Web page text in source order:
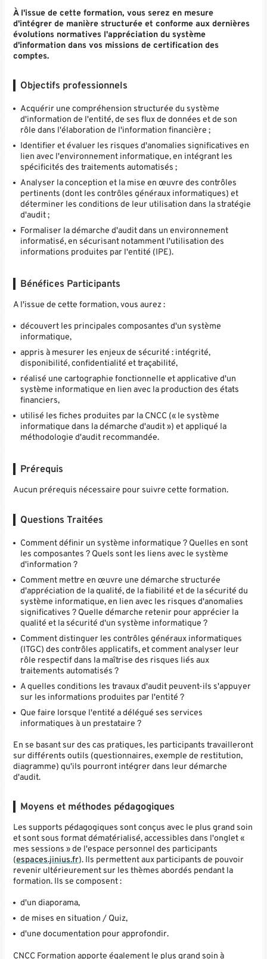
À l'issue de cette formation, vous serez en mesure
d'intégrer de manière structurée et conforme aux dernières
évolutions normatives l'appréciation du système
d'information dans vos missions de certification des
comptes.
Objectifs professionnels
Acquérir une compréhension structurée du système
d'information de l'entité, de ses flux de données et de son
rôle dans l'élaboration de l'information financière ;
Identifier et évaluer les risques d'anomalies significatives en
lien avec l'environnement informatique, en intégrant les
spécificités des traitements automatisés ;
Analyser la conception et la mise en œuvre des contrôles
pertinents (dont les contrôles généraux informatiques) et
déterminer les conditions de leur utilisation dans la stratégie
d'audit ;
Formaliser la démarche d'audit dans un environnement
informatisé, en sécurisant notamment l'utilisation des
informations produites par l'entité (IPE).
Bénéfices Participants
A l'issue de cette formation, vous aurez :
découvert les principales composantes d'un système
informatique,
appris à mesurer les enjeux de sécurité : intégrité,
disponibilité, confidentialité et traçabilité,
réalisé une cartographie fonctionnelle et applicative d'un
système informatique en lien avec la production des états
financiers,
utilisé les fiches produites par la CNCC (« le système
informatique dans la démarche d'audit ») et appliqué la
méthodologie d'audit recommandée.
Prérequis
Aucun prérequis nécessaire pour suivre cette formation.
Questions Traitées
Comment définir un système informatique ? Quelles en sont
les composantes ? Quels sont les liens avec le système
d'information ?
Comment mettre en œuvre une démarche structurée
d'appréciation de la qualité, de la fiabilité et de la sécurité du
système informatique, en lien avec les risques d'anomalies
significatives ? Quelle démarche retenir pour apprécier la
qualité et la sécurité d'un système informatique ?
Comment distinguer les contrôles généraux informatiques
(ITGC) des contrôles applicatifs, et comment analyser leur
rôle respectif dans la maîtrise des risques liés aux
traitements automatisés ?
A quelles conditions les travaux d'audit peuvent-ils s'appuyer
sur les informations produites par l'entité ?
Que faire lorsque l'entité a délégué ses services
informatiques à un prestataire ?
En se basant sur des cas pratiques, les participants travailleront
sur différents outils (questionnaires, exemple de restitution,
diagramme) qu'ils pourront intégrer dans leur démarche
d'audit.
Moyens et méthodes pédagogiques
Les supports pédagogiques sont conçus avec le plus grand soin
et sont sous format dématérialisé, accessibles dans l'onglet «
mes sessions » de l'espace personnel des participants
(espaces.jinius.fr). Ils permettent aux participants de pouvoir
revenir ultérieurement sur les thèmes abordés pendant la
formation. Ils se composent :
d'un diaporama,
de mises en situation / Quiz,
d'une documentation pour approfondir.
CNCC Formation apporte également le plus grand soin à